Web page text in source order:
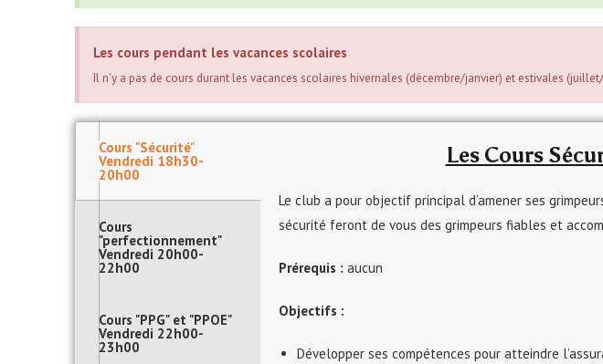
Les cours pendant les vacances scolaires
Il n'y a pas de cours durant les vacances scolaires hivernales (décembre/janvier) et estivales
Cours "Sécurité"
Vendredi 18h30-
20h00
Cours
"perfectionnement"
Vendredi 20h00-
22h00
Cours "PPG" et "PPOE"
Vendredi 22h00-
23h00
Les Cours
Le club a pour objectif principal d’amener ses
sécurité feront de vous des grimpeurs fiables et
Prérequis :aucun
Objectifs :
Développer ses compétences pour atteindre